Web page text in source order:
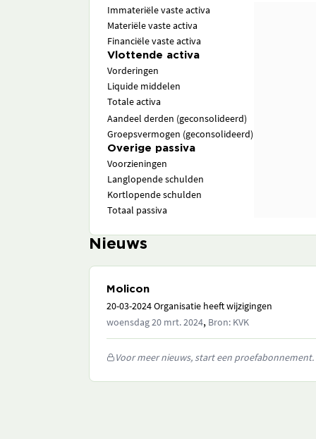
Immateriële vaste activa
Materiële vaste activa
Financiële vaste activa
Vlottende activa
Vorderingen
Liquide middelen
Totale activa
Aandeel derden (geconsolideerd)
Groepsvermogen (geconsolideerd)
Overige passiva
Voorzieningen
Langlopende schulden
Kortlopende schulden
Totaal passiva
Nieuws
Molicon
20-03-2024 Organisatie heeft wijzigingen
woensdag 20 mrt. 2024, Bron: KVK
Voor meer nieuws, start een proefabonnement.